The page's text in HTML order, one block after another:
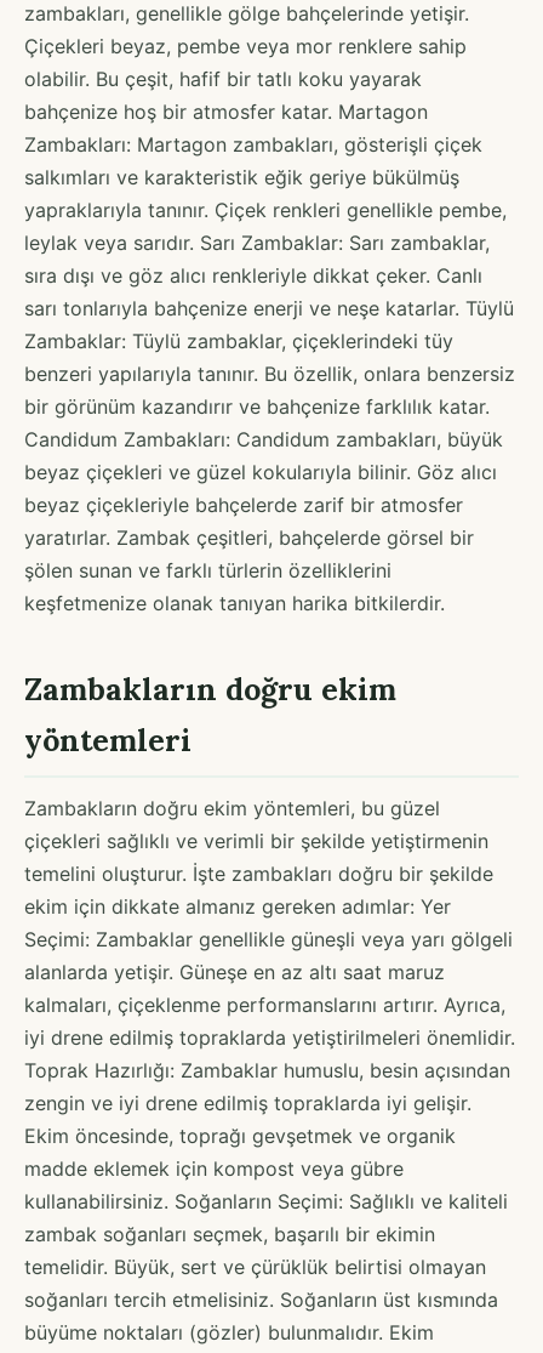
zambakları, genellikle gölge bahçelerinde yetişir.
Çiçekleri beyaz, pembe veya mor renklere sahip
olabilir. Bu çeşit, hafif bir tatlı koku yayarak
bahçenize hoş bir atmosfer katar. Martagon
Zambakları: Martagon zambakları, gösterişli çiçek
salkımları ve karakteristik eğik geriye bükülmüş
yapraklarıyla tanınır. Çiçek renkleri genellikle pembe,
leylak veya sarıdır. Sarı Zambaklar: Sarı zambaklar,
sıra dışı ve göz alıcı renkleriyle dikkat çeker. Canlı
sarı tonlarıyla bahçenize enerji ve neşe katarlar. Tüylü
Zambaklar: Tüylü zambaklar, çiçeklerindeki tüy
benzeri yapılarıyla tanınır. Bu özellik, onlara benzersiz
bir görünüm kazandırır ve bahçenize farklılık katar.
Candidum Zambakları: Candidum zambakları, büyük
beyaz çiçekleri ve güzel kokularıyla bilinir. Göz alıcı
beyaz çiçekleriyle bahçelerde zarif bir atmosfer
yaratırlar. Zambak çeşitleri, bahçelerde görsel bir
şölen sunan ve farklı türlerin özelliklerini
keşfetmenize olanak tanıyan harika bitkilerdir.
Zambakların doğru ekim
yöntemleri
Zambakların doğru ekim yöntemleri, bu güzel
çiçekleri sağlıklı ve verimli bir şekilde yetiştirmenin
temelini oluşturur. İşte zambakları doğru bir şekilde
ekim için dikkate almanız gereken adımlar: Yer
Seçimi: Zambaklar genellikle güneşli veya yarı gölgeli
alanlarda yetişir. Güneşe en az altı saat maruz
kalmaları, çiçeklenme performanslarını artırır. Ayrıca,
iyi drene edilmiş topraklarda yetiştirilmeleri önemlidir.
Toprak Hazırlığı: Zambaklar humuslu, besin açısından
zengin ve iyi drene edilmiş topraklarda iyi gelişir.
Ekim öncesinde, toprağı gevşetmek ve organik
madde eklemek için kompost veya gübre
kullanabilirsiniz. Soğanların Seçimi: Sağlıklı ve kaliteli
zambak soğanları seçmek, başarılı bir ekimin
temelidir. Büyük, sert ve çürüklük belirtisi olmayan
soğanları tercih etmelisiniz. Soğanların üst kısmında
büyüme noktaları (gözler) bulunmalıdır. Ekim